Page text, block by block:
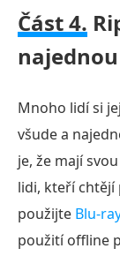
Část 4.
Mnoho lidí si
všude a
je, že mají
lidi, kteří chtějí
použijte Blu-
použití offline